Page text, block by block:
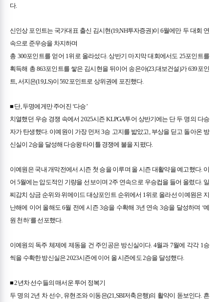
다.
신인상 포인트는 국가대표 출신 김시현(19,NH투자증권)이 6월에만 두 대회 연
속으로 준우승을 차지하며
총 300포인트를 얻어 1위로 올라섰다. 상반기 마지막 대회에서도 25포인트를
획득해 총 863포인트를 쌓은 김시현을 뒤이어 송은아(23,대보건설)가 639포인
트, 서지은(19,LS)이 592포인트로 상위권에 포진했다.
■ 단, 두명에게만 주어진 ‘다승’
치열했던 우승 경쟁 속에서 2025시즌 KLPGA투어 상반기에는 단 두 명의 다승
자가 탄생했다. 이예원이 가장 먼저 3승 고지를 밟았고, 부상을 딛고 돌아온 방
신실이 2승을 달성해 다승왕 타이틀 경쟁에 불을 지폈다.
이예원은 국내 개막전에서 시즌 첫 승을 이루며 올 시즌 대활약을 예고했다. 이
어 5월에는 압도적인 기량을 선보이며 2주 연속으로 우승컵을 들어 올렸다. 일
찌감치 상금 순위와 위메이드 대상포인트 순위에서 1위로 올라선 이예원은 지
난해에 이어 올해도 6월 전에 시즌 3승을 수확해 3년 연속 3승을 달성하며 ‘예
원 천하’를 선포했다.
이예원의 독주 체제에 제동을 건 주인공은 방신실이다. 4월과 7월에 각각 1승
씩을 수확한 방신실은 2023시즌에 이어 올 시즌에도 2승을 달성했다.
■ 2년차 선수들의 매서운 투어 정복기
두 명의 2년 차 선수, 유현조와 이동은(21,SBI저축은행)의 활약이 돋보인다. 흔